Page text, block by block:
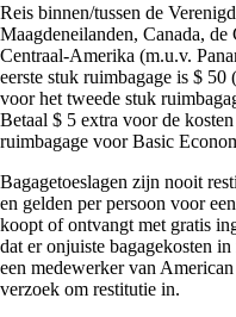
Reis binnen/tussen de
Maagdeneilanden, Canada,
Centraal-Amerika (m.u.v.
eerste stuk ruimbagage is $
voor het tweede stuk
Betaal $ 5 extra voor de
ruimbagage voor Basic
Bagagetoeslagen zijn nooit
en gelden per persoon voor
koopt of ontvangt met gratis
dat er onjuiste bagagekosten
een medewerker van
verzoek om restitutie in.